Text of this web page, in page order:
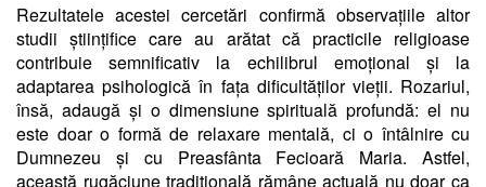
Rezultatele acestei cercetări confirmă observațiile altor
studii științifice care au arătat că practicile religioase
contribuie semnificativ la echilibrul emoțional și la
adaptarea psihologică în fața dificultăților vieții. Rozariul,
însă, adaugă și o dimensiune spirituală profundă: el nu
este doar o formă de relaxare mentală, ci o întâlnire cu
Dumnezeu și cu Preasfânta Fecioară Maria. Astfel,
această rugăciune tradițională rămâne actuală nu doar ca